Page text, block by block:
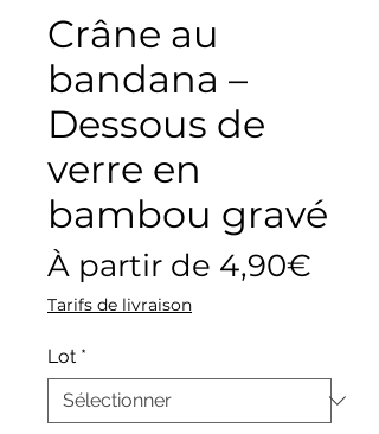
Crâne au
bandana –
Dessous de
verre en
bambou gravé
À partir de 4,90€
Tarifs de livraison
Lot *